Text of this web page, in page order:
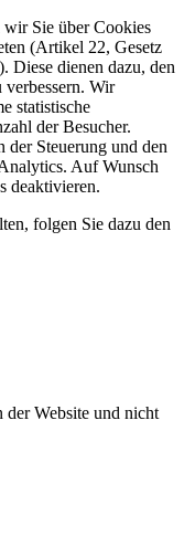
wir Sie über Cookies
(Artikel 22, Gesetz
Diese dienen dazu, den
Wir
statistische
der Besucher.
Steuerung und den
Auf Wunsch
deaktivieren.
folgen Sie dazu den
Website und nicht